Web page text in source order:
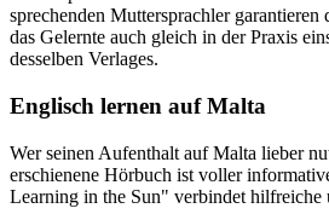
sprechenden Muttersprachler
das Gelernte auch gleich in der Praxis
desselben Verlages.
Englisch lernen auf Malta
Wer seinen Aufenthalt auf Malta lieber
erschienene Hörbuch ist voller
Learning in the Sun" verbindet hilfreiche